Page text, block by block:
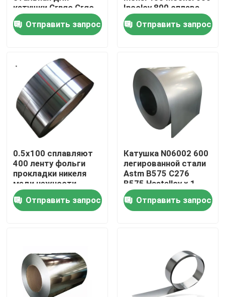
Дома
О Компании
Контакты
Продукция
трубка круга нержавеющей стали
лист плиты нержавеющей стали
Катушка нержавеющей стали
Безшовная труба нержавеющей стали
прокладка нержавеющей стали
катушки Crngo Crgo
металлического
стержня моторов
электрической
Отправить запрос
Incoloy 800 сплава
никеля никеля 200
высокопрочная
Отправить запрос
0.5x100 сплавляют
400 ленту фольги
прокладки никеля
меди нежности
металла никеля
Monel 400
Отправить запрос
Катушка N06002 600
легированной стали
Astm B575 C276
B575 Hastelloy x 1
601 плита Astm B443
Inconel 625
Отправить запрос